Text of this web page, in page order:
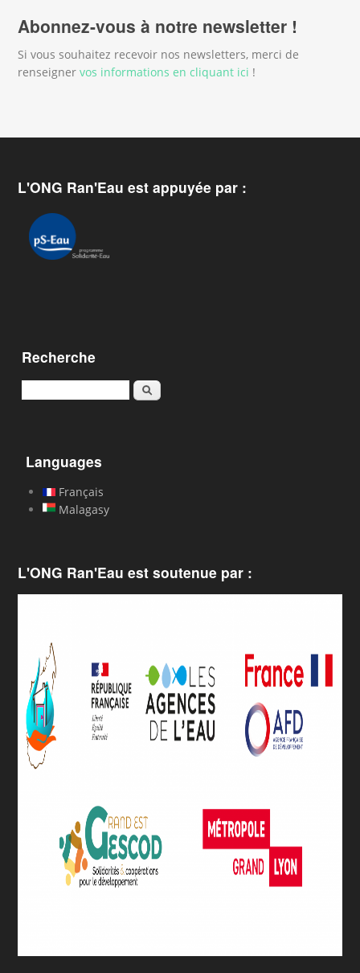
Abonnez-vous à notre newsletter !
Si vous souhaitez recevoir nos newsletters, merci de
renseignervos informations en cliquant ici !
L'ONG Ran'Eau est appuyée par :
Recherche
Karoka
Languages
Français
Malagasy
L'ONG Ran'Eau est soutenue par :